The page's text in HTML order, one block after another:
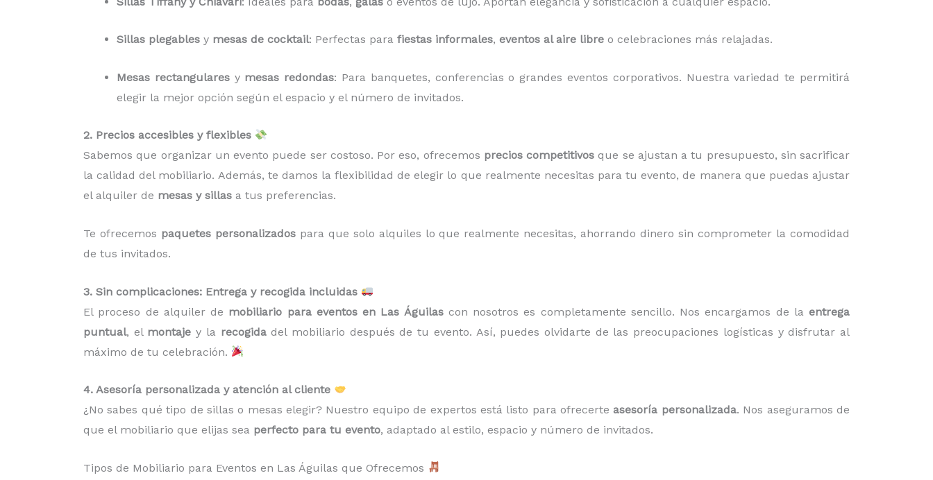
Sillas plegables y mesas de cocktail: Perfectas para fiestas informales, eventos al aire libre o celebraciones más relajadas.
Mesas rectangularesy mesas redondas: Para banquetes, conferencias o grandes eventos corporativos. Nuestra variedad te permitirá
elegir la mejor opción según el espacio y el número de invitados.
2. Precios accesibles y flexibles
Sabemos que organizar un evento puede ser costoso. Por eso, ofrecemos precios competitivos que se ajustan a tu presupuesto, sin sacrificar
la calidad del mobiliario. Además, te damos la flexibilidad de elegir lo que realmente necesitas para tu evento, de manera que puedas ajustar
el alquiler de mesas y sillas a tus preferencias.
Te ofrecemos paquetes personalizadospara que solo alquiles lo que realmente necesitas, ahorrando dinero sin comprometer la comodidad
de tus invitados.
3. Sin complicaciones: Entrega y recogida incluidas
El proceso de alquiler de mobiliario para eventos en Las Águilascon nosotros es completamente sencillo. Nos encargamos de la entrega
puntual, el montaje y la recogidadel mobiliario después de tu evento. Así, puedes olvidarte de las preocupaciones logísticas y disfrutar al
máximo de tu celebración.
4. Asesoría personalizada y atención al cliente
¿No sabes qué tipo de sillas o mesas elegir? Nuestro equipo de expertos está listo para ofrecerteasesoría personalizada. Nos aseguramos de
que el mobiliario que elijas sea perfecto para tu evento, adaptado al estilo, espacio y número de invitados.
Tipos de Mobiliario para Eventos en Las Águilas que Ofrecemos